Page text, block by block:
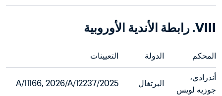
VIII. رابطة الأندية الأوروبية
المحكم الدولة التعيينات
جوزيه لويس
البرتغال 2025/A/11166, 2026/A/12237